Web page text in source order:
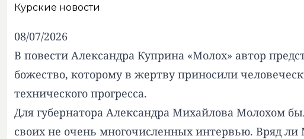
Курские новости
08/07/2026
В повести Александра Куприна «Молох» автор
божество, которому в жертву приносили
технического прогресса.
Для губернатора Александра Михайлова Молохом
своих не очень многочисленных интервью. Вряд